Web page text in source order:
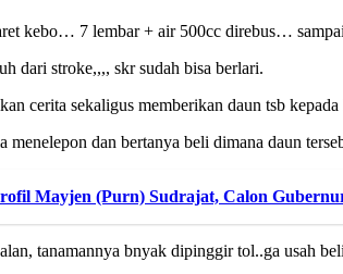
kebo… 7 lembar + air 500cc direbus…
dari stroke,,,, skr sudah bisa berlari.
cerita sekaligus memberikan daun tsb
menelepon dan bertanya beli dimana daun
Mayjen (Purn) Sudrajat, Calon
tanamannya bnyak dipinggir tol..ga usah